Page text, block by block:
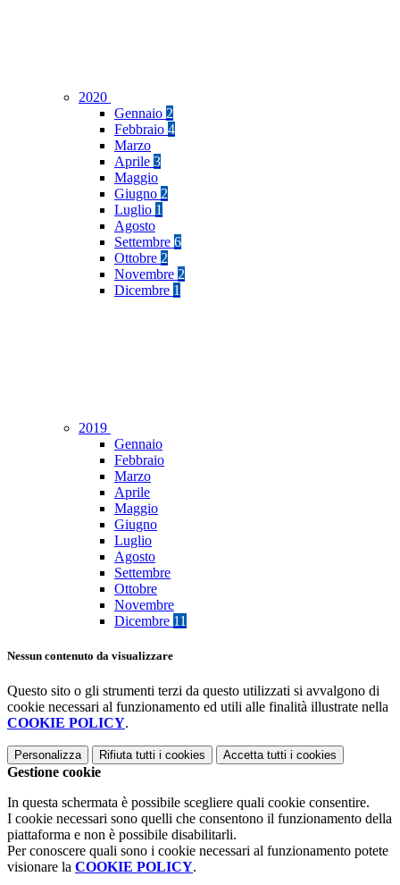
2020
Gennaio 2
Febbraio 4
Marzo
Aprile 3
Maggio
Giugno 2
Luglio 1
Agosto
Settembre 6
Ottobre 2
Novembre 2
Dicembre 1
2019
Gennaio
Febbraio
Marzo
Aprile
Maggio
Giugno
Luglio
Agosto
Settembre
Ottobre
Novembre
Dicembre 11
Nessun contenuto da visualizzare
Questo sito o gli strumenti terzi da questo utilizzati si avvalgono di
cookie necessari al funzionamento ed utili alle finalità illustrate nella
COOKIE POLICY.
Personalizza Rifiuta tutti i cookies Accetta tutti i cookies
Gestione cookie
In questa schermata è possibile scegliere quali cookie consentire.
I cookie necessari sono quelli che consentono il funzionamento della
piattaforma e non è possibile disabilitarli.
Per conoscere quali sono i cookie necessari al funzionamento potete
visionare la COOKIE POLICY.